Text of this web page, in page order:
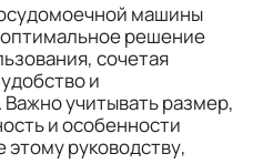
машины
решение
сочетая
и
учитывать размер,
и особенности
руководству,